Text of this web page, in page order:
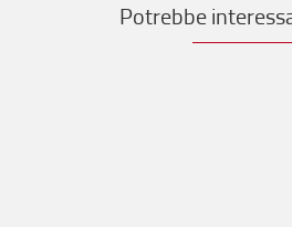
Potrebbe